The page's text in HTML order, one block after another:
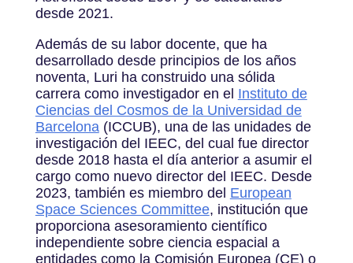
desde 2021.
Además de su labor docente, que ha
desarrollado desde principios de los años
noventa, Luri ha construido una sólida
carrera como investigador en el Instituto de
Ciencias del Cosmos de la Universidad de
Barcelona (ICCUB), una de las unidades de
investigación del IEEC, del cual fue director
desde 2018 hasta el día anterior a asumir el
cargo como nuevo director del IEEC. Desde
2023, también es miembro del European
Space Sciences Committee, institución que
proporciona asesoramiento científico
independiente sobre ciencia espacial a
entidades como la Comisión Europea (CE) o